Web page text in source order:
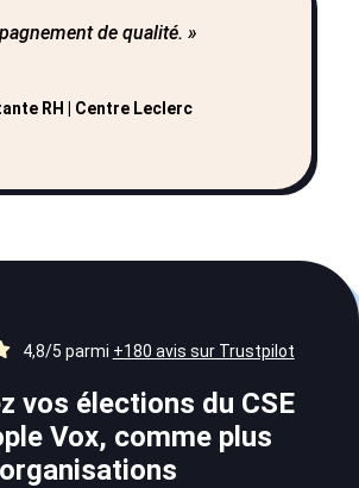
de qualité. »
RH | Centre Leclerc
4,8/5 parmi +180 avis sur Trustpilot
vos élections du CSE
Vox, comme plus